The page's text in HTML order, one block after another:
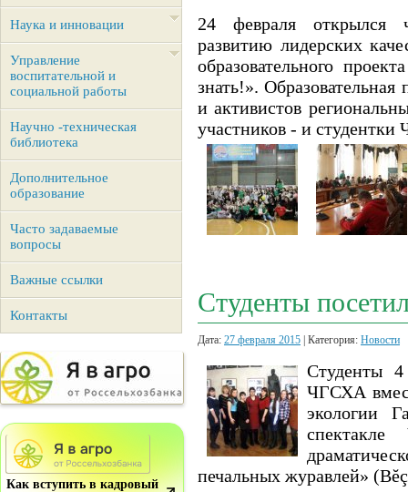
Наука и инновации
Управление
воспитательной и
социальной работы
Научно -техническая
библиотека
Дополнительное
образование
Часто задаваемые
вопросы
Важные ссылки
Контакты
Как вступить в кадровый
24 февраля открылся
развитию лидерских
образовательного
знать!».
и активистов
участников - и
Студенты
Дата: 27 февраля 2015 | Категория: Новости
Студенты 4
ЧГСХА
экологии
спектакле
печальных журавлей»